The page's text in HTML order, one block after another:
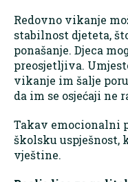
Redovno vikanje
stabilnost djeteta,
ponašanje. Djeca
preosjetljiva.
vikanje im šalje
da im se osjećaji ne
Takav emocionalni
školsku uspješnost,
vještine.